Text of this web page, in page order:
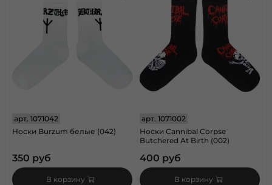
арт. 1071042
Носки Burzum белые (042)
350 руб
В корзину
арт.1071002
Носки Cannibal Corpse
Butchered At Birth (002)
400 руб
В корзину